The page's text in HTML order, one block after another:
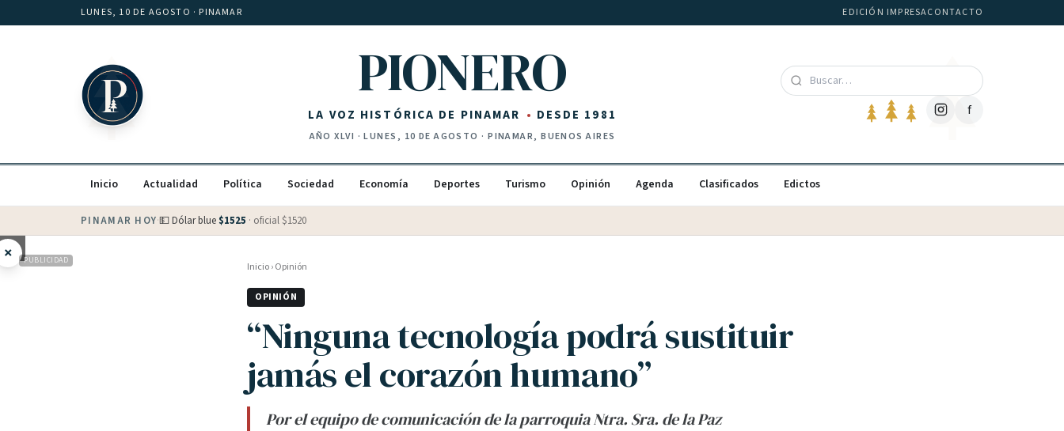
Saltar al contenidoLUNES, 10 DE AGOSTO · PINAMAR EDICIÓN IMPRESACONTACTO
PIONERO
LA VOZ HISTÓRICA DE PINAMAR DESDE 1981
AÑOXLVI ·LUNES, 10 DE AGOSTO · PINAMAR, BUENOS AIRES
f
Inicio Actualidad Política Sociedad Economía Deportes Turismo Opinión Agenda Clasificados Edictos
PINAMAR HOY·💵 Dólar blue $1525 · oficial $1520
× PUBLICIDAD Inicio›Opinión
OPINIÓN
“Ninguna tecnología podrá sustituir
jamás el corazón humano”
Por el equipo de comunicación de la parroquia Ntra. Sra. de la Paz